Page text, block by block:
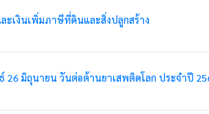
ะเงินเพิ่มภาษีที่ดินและสิ่งปลูกสร้าง
มิถุนายน วันต่อต้านยาเสพติดโลก ประจำปี